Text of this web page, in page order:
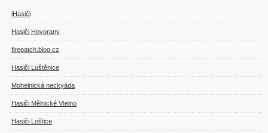
iHasiči
Hasiči Hovorany
firepatch.blog.cz
Hasiči Luštěnice
Mohelnická neckyáda
Hasiči Mělnické Vtelno
Hasiči Loštice